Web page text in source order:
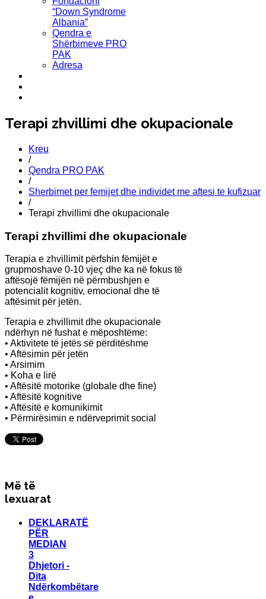
“Down Syndrome
Albania”
Qendra e
Shërbimeve PRO
PAK
Adresa
Terapi zhvillimi dhe okupacionale
Kreu
/
Qendra PRO PAK
/
Sherbimet per femijet dhe individet me aftesi te kufizuar
/
Terapi zhvillimi dhe okupacionale
Terapi zhvillimi dhe okupacionale
Terapia e zhvillimit përfshin fëmijët e
grupmoshave 0-10 vjeç dhe ka në fokus të
aftësojë fëmijën në përmbushjen e
potencialit kognitiv, emocional dhe të
aftësimit për jetën.
Terapia e zhvillimit dhe okupacionale
ndërhyn në fushat e mëposhtëme:
• Aktivitete të jetës së përditëshme
• Aftësimin për jetën
• Arsimim
• Koha e lirë
• Aftësitë motorike (globale dhe fine)
• Aftësitë kognitive
• Aftësitë e komunikimit
• Përmirësimin e ndërveprimit social
Më të
lexuarat
DEKLARATË
PËR
MEDIAN
3
Dhjetori -
Dita
Ndërkombëtare